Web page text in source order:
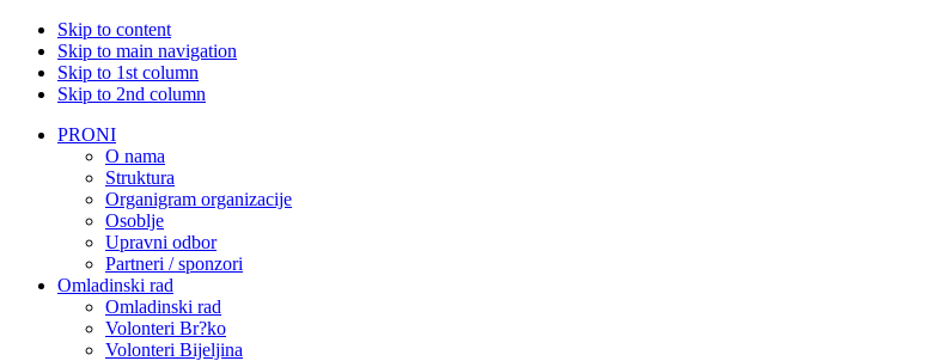
Skip to content
Skip to main navigation
Skip to 1st column
Skip to 2nd column
PRONI
O nama
Struktura
Organigram organizacije
Osoblje
Upravni odbor
Partneri / sponzori
Omladinski rad
Omladinski rad
Volonteri Br?ko
Volonteri Bijeljina